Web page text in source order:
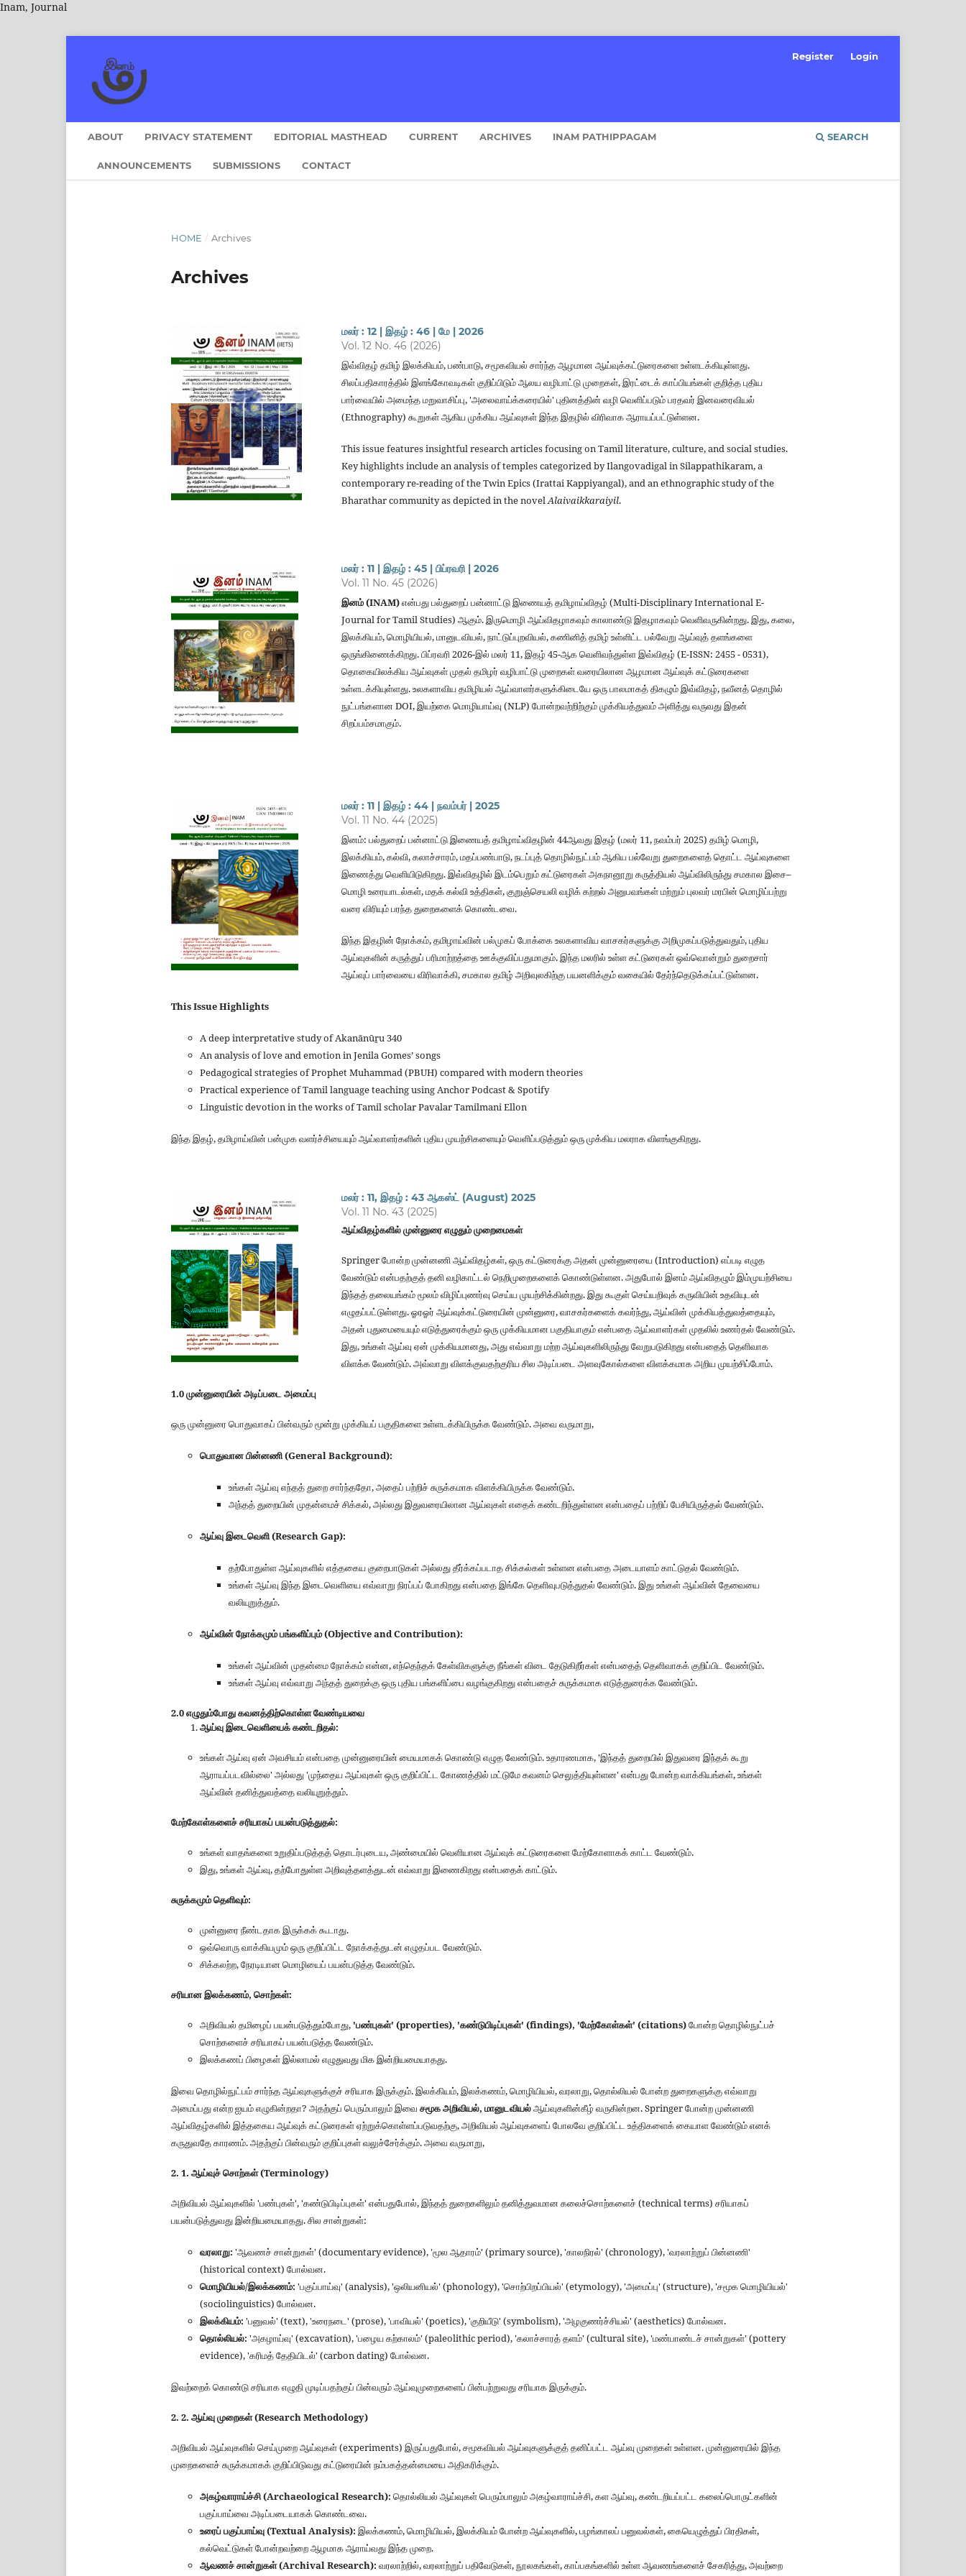
Inam, Journal
ABOUT PRIVACY STATEMENT EDITORIAL MASTHEAD CURRENT ARCHIVES INAM PATHIPPAGAM
ANNOUNCEMENTS SUBMISSIONS CONTACT
SEARCH
Register Login
HOME / Archives
Archives
மலர் : 12 | இதழ் : 46 | மே | 2026
Vol. 12 No. 46 (2026)
இவ்விதழ் தமிழ் இலக்கியம், பண்பாடு, சமூகவியல் சார்ந்த ஆழமான ஆய்வுக்கட்டுரைகளை உள்ளடக்கியுள்ளது.
சிலப்பதிகாரத்தில் இளங்கோவடிகள் குறிப்பிடும் ஆலய வழிபாட்டு முறைகள், இரட்டைக் காப்பியங்கள் குறித்த புதிய
பார்வையில் அமைந்த மறுவாசிப்பு, 'அலைவாய்க்கரையில்' புதினத்தின் வழி வெளிப்படும் பரதவர் இனவரைவியல்
(Ethnography) கூறுகள் ஆகிய முக்கிய ஆய்வுகள் இந்த இதழில் விரிவாக ஆராயப்பட்டுள்ளன.
This issue features insightful research articles focusing on Tamil literature, culture, and social studies.
Key highlights include an analysis of temples categorized by Ilangovadigal in Silappathikaram, a
contemporary re-reading of the Twin Epics (Irattai Kappiyangal), and an ethnographic study of the
Bharathar community as depicted in the novelAlaivaikkaraiyil.
மலர் : 11 | இதழ் : 45 | பிப்ரவரி | 2026
Vol. 11 No. 45 (2026)
இனம் (INAM)என்பது பல்துறைப் பன்னாட்டு இணையத் தமிழாய்விதழ் (Multi-Disciplinary International E-
Journal for Tamil Studies) ஆகும். இருமொழி ஆய்விதழாகவும் காலாண்டு இதழாகவும் வெளிவருகின்றது. இது, கலை,
இலக்கியம், மொழியியல், மானுடவியல், நாட்டுப்புறவியல், கணினித் தமிழ் உள்ளிட்ட பல்வேறு ஆய்வுத் தளங்களை
ஒருங்கிணைக்கிறது. பிப்ரவரி 2026-இல் மலர் 11, இதழ் 45-ஆக வெளிவந்துள்ள இவ்விதழ் (E-ISSN: 2455 - 0531),
தொகையிலக்கிய ஆய்வுகள் முதல் தமிழர் வழிபாட்டு முறைகள் வரையிலான ஆழமான ஆய்வுக் கட்டுரைகளை
உள்ளடக்கியுள்ளது. உலகளாவிய தமிழியல் ஆய்வாளர்களுக்கிடையே ஒரு பாலமாகத் திகழும் இவ்விதழ், நவீனத் தொழில்
நுட்பங்களான DOI, இயற்கை மொழியாய்வு (NLP) போன்றவற்றிற்கும் முக்கியத்துவம் அளித்து வருவது இதன்
சிறப்பம்சமாகும்.
மலர் : 11 | இதழ் : 44 | நவம்பர் | 2025
Vol. 11 No. 44 (2025)
இனம்: பல்துறைப் பன்னாட்டு இணையத் தமிழாய்விதழின் 44ஆவது இதழ் (மலர் 11, நவம்பர் 2025) தமிழ் மொழி,
இலக்கியம், கல்வி, கலாச்சாரம், மதப்பண்பாடு, நடப்புத் தொழில்நுட்பம் ஆகிய பல்வேறு துறைகளைத் தொட்ட ஆய்வுகளை
இணைத்து வெளியிடுகிறது. இவ்விதழில் இடம்பெறும் கட்டுரைகள் அகநானூறு கருத்தியல் ஆய்விலிருந்து சமகால இசை–
மொழி உரையாடல்கள், மதக் கல்வி உத்திகள், குறுஞ்செயலி வழிக் கற்றல் அனுபவங்கள் மற்றும் புலவர் மரபின் மொழிப்பற்று
வரை விரியும் பரந்த துறைகளைக் கொண்டவை.
இந்த இதழின் நோக்கம், தமிழாய்வின் பல்முகப் போக்கை உலகளாவிய வாசகர்களுக்கு அறிமுகப்படுத்துவதும், புதிய
ஆய்வுகளின் கருத்துப் பரிமாற்றத்தை ஊக்குவிப்பதுமாகும். இந்த மலரில் உள்ள கட்டுரைகள் ஒவ்வொன்றும் துறைசார்
ஆய்வுப் பார்வையை விரிவாக்கி, சமகால தமிழ் அறிவுலகிற்கு பயனளிக்கும் வகையில் தேர்ந்தெடுக்கப்பட்டுள்ளன.
This Issue Highlights
A deep interpretative study of Akanānūṟu 340
An analysis of love and emotion in Jenila Gomes’ songs
Pedagogical strategies of Prophet Muhammad (PBUH) compared with modern theories
Practical experience of Tamil language teaching using Anchor Podcast & Spotify
Linguistic devotion in the works of Tamil scholar Pavalar Tamilmani Ellon
இந்த இதழ், தமிழாய்வின் பன்முக வளர்ச்சியையும் ஆய்வாளர்களின் புதிய முயற்சிகளையும் வெளிப்படுத்தும் ஒரு முக்கிய மலராக விளங்குகிறது.
மலர் : 11, இதழ் : 43 ஆகஸ்ட் (August) 2025
Vol. 11 No. 43 (2025)
ஆய்விதழ்களில் முன்னுரை எழுதும் முறைமைகள்
Springer போன்ற முன்னணி ஆய்விதழ்கள், ஒரு கட்டுரைக்கு அதன் முன்னுரையை (Introduction) எப்படி எழுத
வேண்டும் என்பதற்குத் தனி வழிகாட்டல் நெறிமுறைகளைக் கொண்டுள்ளன. அதுபோல் இனம் ஆய்விதழும் இம்முயற்சியை
இந்தத் தலையங்கம் மூலம் விழிப்புணர்வு செய்ய முயற்சிக்கின்றது. இது கூகுள் செய்யறிவுக் கருவியின் உதவியுடன்
எழுதப்பட்டுள்ளது. ஓரஓர் ஆய்வுக்கட்டுரையின் முன்னுரை, வாசகர்களைக் கவர்ந்து, ஆய்வின் முக்கியத்துவத்தையும்,
அதன் புதுமையையும் எடுத்துரைக்கும் ஒரு முக்கியமான பகுதியாகும் என்பதை ஆய்வாளர்கள் முதலில் உணர்தல் வேண்டும்.
இது, உங்கள் ஆய்வு ஏன் முக்கியமானது, அது எவ்வாறு மற்ற ஆய்வுகளிலிருந்து வேறுபடுகிறது என்பதைத் தெளிவாக
விளக்க வேண்டும். அவ்வாறு விளக்குவதற்குரிய சில அடிப்படை அளவுகோல்களை விளக்கமாக அறிய முயற்சிப்போம்.
1.0 முன்னுரையின் அடிப்படை அமைப்பு
ஒரு முன்னுரை பொதுவாகப் பின்வரும் மூன்று முக்கியப் பகுதிகளை உள்ளடக்கியிருக்க வேண்டும். அவை வருமாறு,
பொதுவான பின்னணி (General Background):
உங்கள் ஆய்வு எந்தத் துறை சார்ந்ததோ, அதைப் பற்றிச் சுருக்கமாக விளக்கியிருக்க வேண்டும்.
அந்தத் துறையின் முதன்மைச் சிக்கல், அல்லது இதுவரையிலான ஆய்வுகள் எதைக் கண்டறிந்துள்ளன என்பதைப் பற்றிப் பேசியிருத்தல் வேண்டும்.
ஆய்வு இடைவெளி (Research Gap):
தற்போதுள்ள ஆய்வுகளில் எத்தகைய குறைபாடுகள் அல்லது தீர்க்கப்படாத சிக்கல்கள் உள்ளன என்பதை அடையாளம் காட்டுதல் வேண்டும்.
உங்கள் ஆய்வு இந்த இடைவெளியை எவ்வாறு நிரப்பப் போகிறது என்பதை இங்கே தெளிவுபடுத்துதல் வேண்டும். இது உங்கள் ஆய்வின் தேவையை
வலியுறுத்தும்.
ஆய்வின் நோக்கமும் பங்களிப்பும் (Objective and Contribution):
உங்கள் ஆய்வின் முதன்மை நோக்கம் என்ன, எந்தெந்தக் கேள்விகளுக்கு நீங்கள் விடை தேடுகிறீர்கள் என்பதைத் தெளிவாகக் குறிப்பிட வேண்டும்.
உங்கள் ஆய்வு எவ்வாறு அந்தத் துறைக்கு ஒரு புதிய பங்களிப்பை வழங்குகிறது என்பதைச் சுருக்கமாக எடுத்துரைக்க வேண்டும்.
2.0 எழுதும்போது கவனத்திற்கொள்ள வேண்டியவை
ஆய்வு இடைவெளியைக் கண்டறிதல்:
உங்கள் ஆய்வு ஏன் அவசியம் என்பதை முன்னுரையின் மையமாகக் கொண்டு எழுத வேண்டும். உதாரணமாக, 'இந்தத் துறையில் இதுவரை இந்தக் கூறு
ஆராயப்படவில்லை' அல்லது 'முந்தைய ஆய்வுகள் ஒரு குறிப்பிட்ட கோணத்தில் மட்டுமே கவனம் செலுத்தியுள்ளன' என்பது போன்ற வாக்கியங்கள், உங்கள்
ஆய்வின் தனித்துவத்தை வலியுறுத்தும்.
மேற்கோள்களைச் சரியாகப் பயன்படுத்துதல்:
உங்கள் வாதங்களை உறுதிப்படுத்தத் தொடர்புடைய, அண்மையில் வெளியான ஆய்வுக் கட்டுரைகளை மேற்கோளாகக் காட்ட வேண்டும்.
இது, உங்கள் ஆய்வு, தற்போதுள்ள அறிவுத்தளத்துடன் எவ்வாறு இணைகிறது என்பதைக் காட்டும்.
சுருக்கமும் தெளிவும்:
முன்னுரை நீண்டதாக இருக்கக் கூடாது.
ஒவ்வொரு வாக்கியமும் ஒரு குறிப்பிட்ட நோக்கத்துடன் எழுதப்பட வேண்டும்.
சிக்கலற்ற, நேரடியான மொழியைப் பயன்படுத்த வேண்டும்.
சரியான இலக்கணம், சொற்கள்:
அறிவியல் தமிழைப் பயன்படுத்தும்போது, 'பண்புகள்' (properties), 'கண்டுபிடிப்புகள்' (findings), 'மேற்கோள்கள்' (citations)போன்ற தொழில்நுட்பச்
சொற்களைச் சரியாகப் பயன்படுத்த வேண்டும்.
இலக்கணப் பிழைகள் இல்லாமல் எழுதுவது மிக இன்றியமையாதது.
இவை தொழில்நுட்பம் சார்ந்த ஆய்வுகளுக்குச் சரியாக இருக்கும். இலக்கியம், இலக்கணம், மொழியியல், வரலாறு, தொல்லியல் போன்ற துறைகளுக்கு எவ்வாறு
அமைப்பது என்ற ஐயம் எழுகின்றதா? அதற்குப் பெரும்பாலும் இவை சமூக அறிவியல், மானுடவியல்ஆய்வுகளின்கீழ் வருகின்றன. Springer போன்ற முன்னணி
ஆய்விதழ்களில் இத்தகைய ஆய்வுக் கட்டுரைகள் ஏற்றுக்கொள்ளப்படுவதற்கு, அறிவியல் ஆய்வுகளைப் போலவே குறிப்பிட்ட உத்திகளைக் கையாள வேண்டும் எனக்
கருதுவதே காரணம். அதற்குப் பின்வரும் குறிப்புகள் வலுச்சேர்க்கும். அவை வருமாறு,
2. 1. ஆய்வுச் சொற்கள் (Terminology)
அறிவியல் ஆய்வுகளில் 'பண்புகள்', 'கண்டுபிடிப்புகள்' என்பதுபோல், இந்தத் துறைகளிலும் தனித்துவமான கலைச்சொற்களைச் (technical terms) சரியாகப்
பயன்படுத்துவது இன்றியமையாதது. சில சான்றுகள்:
வரலாறு: 'ஆவணச் சான்றுகள்' (documentary evidence), 'மூல ஆதாரம்' (primary source), 'காலநிரல்' (chronology), 'வரலாற்றுப் பின்னணி'
(historical context) போல்வன.
மொழியியல்/இலக்கணம்: 'பகுப்பாய்வு' (analysis), 'ஒலியனியல்' (phonology), 'சொற்பிறப்பியல்' (etymology), 'அமைப்பு' (structure), 'சமூக மொழியியல்'
(sociolinguistics) போல்வன.
இலக்கியம்: 'பனுவல்' (text), 'உரைநடை' (prose), 'பாவியல்' (poetics), 'குறியீடு' (symbolism), 'அழகுணர்ச்சியல்' (aesthetics) போல்வன.
தொல்லியல்: 'அகழாய்வு' (excavation), 'பழைய கற்காலம்' (paleolithic period), 'கலாச்சாரத் தளம்' (cultural site), 'மண்பாண்டச் சான்றுகள்' (pottery
evidence), 'கரிமத் தேதியிடல்' (carbon dating) போல்வன.
இவற்றைக் கொண்டு சரியாக எழுதி முடிப்பதற்குப் பின்வரும் ஆய்வுமுறைகளைப் பின்பற்றுவது சரியாக இருக்கும்.
2. 2. ஆய்வு முறைகள் (Research Methodology)
அறிவியல் ஆய்வுகளில் செய்முறை ஆய்வுகள் (experiments) இருப்பதுபோல், சமூகவியல் ஆய்வுகளுக்குத் தனிப்பட்ட ஆய்வு முறைகள் உள்ளன. முன்னுரையில் இந்த
முறைகளைச் சுருக்கமாகக் குறிப்பிடுவது கட்டுரையின் நம்பகத்தன்மையை அதிகரிக்கும்.
அகழ்வாராய்ச்சி (Archaeological Research): தொல்லியல் ஆய்வுகள் பெரும்பாலும் அகழ்வாராய்ச்சி, கள ஆய்வு, கண்டறியப்பட்ட கலைப்பொருட்களின்
பகுப்பாய்வை அடிப்படையாகக் கொண்டவை.
உரைப் பகுப்பாய்வு (Textual Analysis): இலக்கணம், மொழியியல், இலக்கியம் போன்ற ஆய்வுகளில், பழங்காலப் பனுவல்கள், கையெழுத்துப் பிரதிகள்,
கல்வெட்டுகள் போன்றவற்றை ஆழமாக ஆராய்வது இந்த முறை.
ஆவணச் சான்றுகள் (Archival Research): வரலாற்றில், வரலாற்றுப் பதிவேடுகள், நூலகங்கள், காப்பகங்களில் உள்ள ஆவணங்களைச் சேகரித்து, அவற்றை